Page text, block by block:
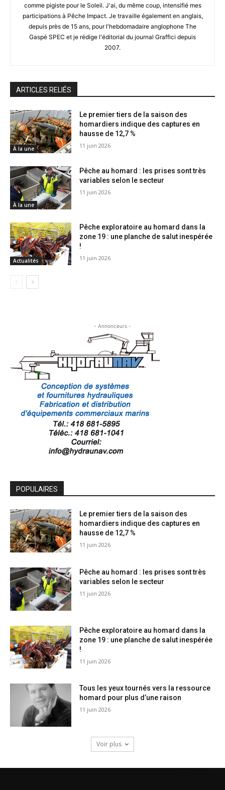
comme pigiste pour le Soleil. J'ai, du même coup, intensifié mes
participations à Pêche Impact. Je travaille également en anglais,
depuis près de 15 ans, pour l'hebdomadaire anglophone The
Gaspé SPEC et je rédige l'éditorial du journal Graffici depuis
2007.
ARTICLES RELIÉS
À la une
Le premier tiers de la saison des
homardiers indique des captures en
hausse de 12,7 %
11 juin 2026
À la une
Pêche au homard : les prises sont très
variables selon le secteur
11 juin 2026
Actualités
Pêche exploratoire au homard dans la
zone 19 : une planche de salut inespérée
!
11 juin 2026
- Annonceurs -
POPULAIRES
Le premier tiers de la saison des
homardiers indique des captures en
hausse de 12,7 %
11 juin 2026
Pêche au homard : les prises sont très
variables selon le secteur
11 juin 2026
Pêche exploratoire au homard dans la
zone 19 : une planche de salut inespérée
!
11 juin 2026
Tous les yeux tournés vers la ressource
homard pour plus d’une raison
11 juin 2026
Voir plus